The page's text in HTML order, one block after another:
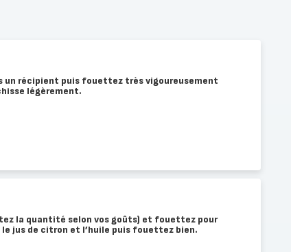
un récipient puis fouettez très vigoureusement
légèrement.
la quantité selon vos goûts) et fouettez pour
jus de citron et l’huile puis fouettez bien.